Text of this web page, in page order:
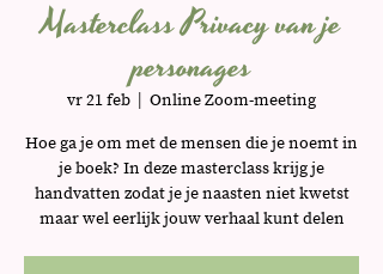
Masterclass Privacy van je
personages
vr 21 feb
Online Zoom-meeting
Hoe ga je om met de mensen die je noemt in
je boek? In deze masterclass krijg je
handvatten zodat je je naasten niet kwetst
maar wel eerlijk jouw verhaal kunt delen